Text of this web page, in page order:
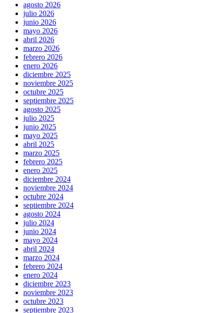
agosto 2026
julio 2026
junio 2026
mayo 2026
abril 2026
marzo 2026
febrero 2026
enero 2026
diciembre 2025
noviembre 2025
octubre 2025
septiembre 2025
agosto 2025
julio 2025
junio 2025
mayo 2025
abril 2025
marzo 2025
febrero 2025
enero 2025
diciembre 2024
noviembre 2024
octubre 2024
septiembre 2024
agosto 2024
julio 2024
junio 2024
mayo 2024
abril 2024
marzo 2024
febrero 2024
enero 2024
diciembre 2023
noviembre 2023
octubre 2023
septiembre 2023